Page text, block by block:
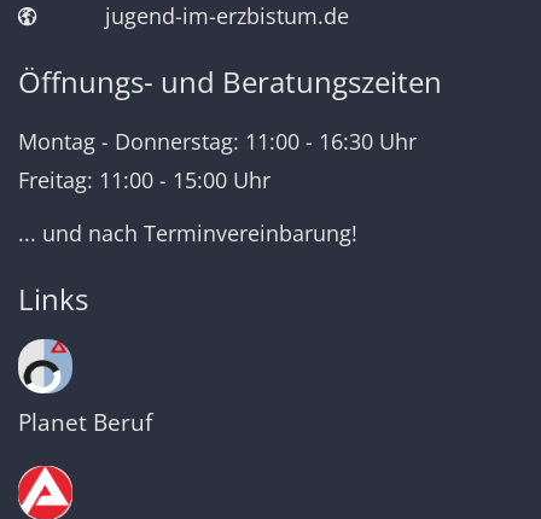
jugend-im-erzbistum.de
Öffnungs- und Beratungszeiten
Montag - Donnerstag: 11:00 - 16:30 Uhr
Freitag: 11:00 - 15:00 Uhr
... und nach Terminvereinbarung!
Links
Planet Beruf